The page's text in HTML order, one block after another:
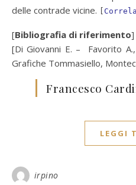
delle contrade vicine. [
[Bibliografia di riferimento]
[Di Giovanni E. – Favorito A.,
Grafiche Tommasiello,
Francesco
LEGGI
irpino